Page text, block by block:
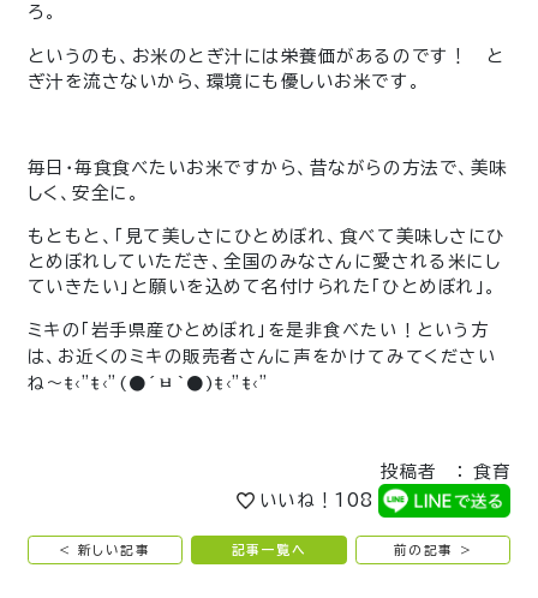
ろ。
というのも、お米のとぎ汁には栄養価があるのです！ と
ぎ汁を流さないから、環境にも優しいお米です。
毎日・毎食食べたいお米ですから、昔ながらの方法で、美味
しく、安全に。
もともと、「見て美しさにひとめぼれ、食べて美味しさにひ
とめぼれしていただき、全国のみなさんに愛される米にし
ていきたい」と願いを込めて名付けられた「ひとめぼれ」。
ミキの「岩手県産ひとめぼれ」を是非食べたい！という方
は、お近くのミキの販売者さんに声をかけてみてください
ね〜ŧ‹”ŧ‹”(●´ㅂ`●)ŧ‹”ŧ‹”
投稿者 ： 食育
いいね！ 108
< 新しい記事 記事一覧へ 前の記事 >